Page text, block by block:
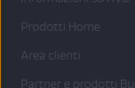
Prodotti Home
Area clienti
Partner e prodotti